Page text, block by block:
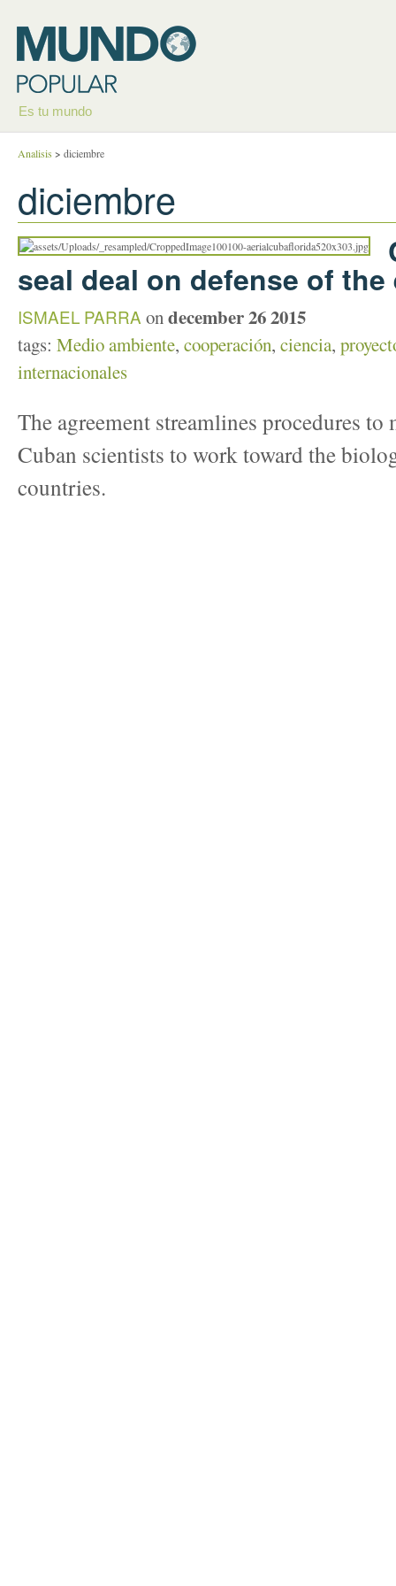
Es tu mundo
Analisis > diciembre
diciembre
seal deal on defense of
ISMAEL PARRA ondecember 26 2015
tags: Medio ambiente, cooperación, ciencia,
internacionales
The agreement streamlines procedures to
Cuban scientists to work toward the
countries.